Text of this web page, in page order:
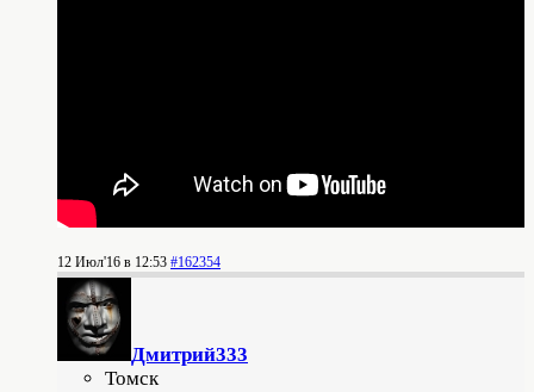
12 Июл'16 в 12:53 #162354
Дмитрий333
Томск